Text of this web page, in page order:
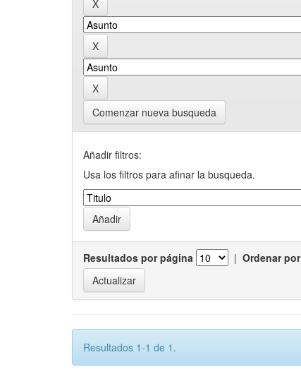
Comenzar nueva busqueda
Añadir filtros:
Usa los filtros para afinar la busqueda.
Resultados por página | Ordenar por
Resultados 1-1 de 1.